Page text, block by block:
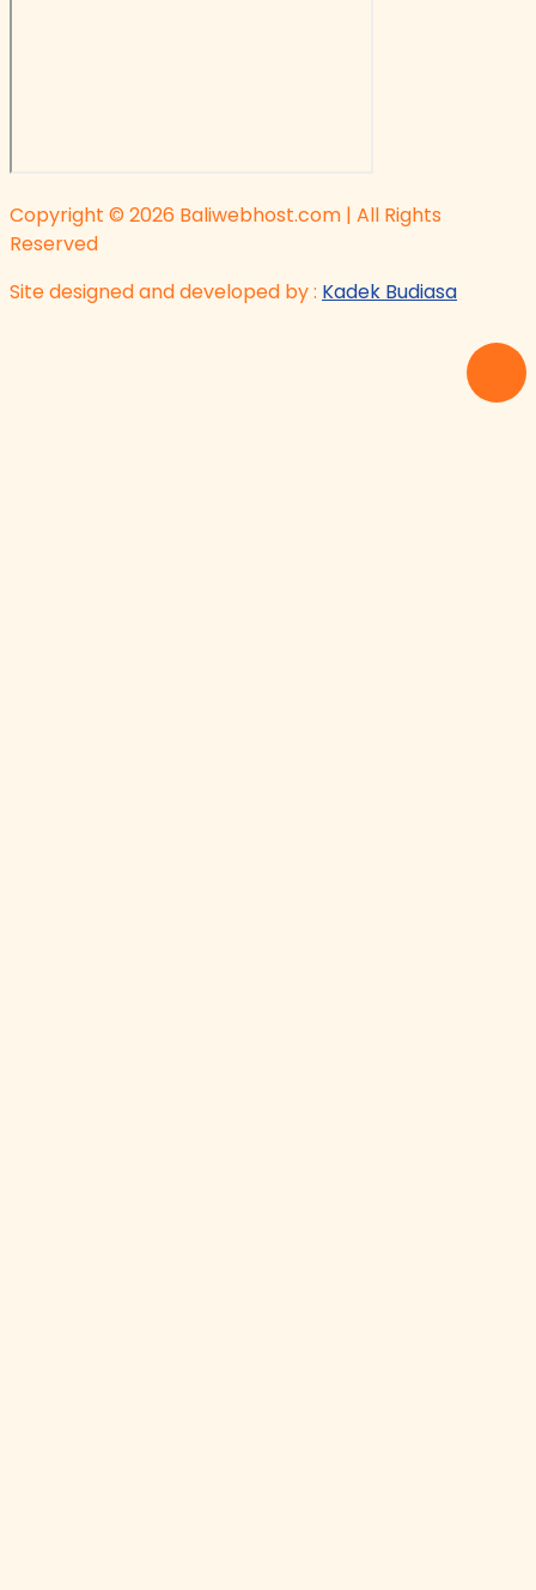
Copyright © 2026 Baliwebhost.com | All Rights
Reserved
Site designed and developed by : Kadek Budiasa